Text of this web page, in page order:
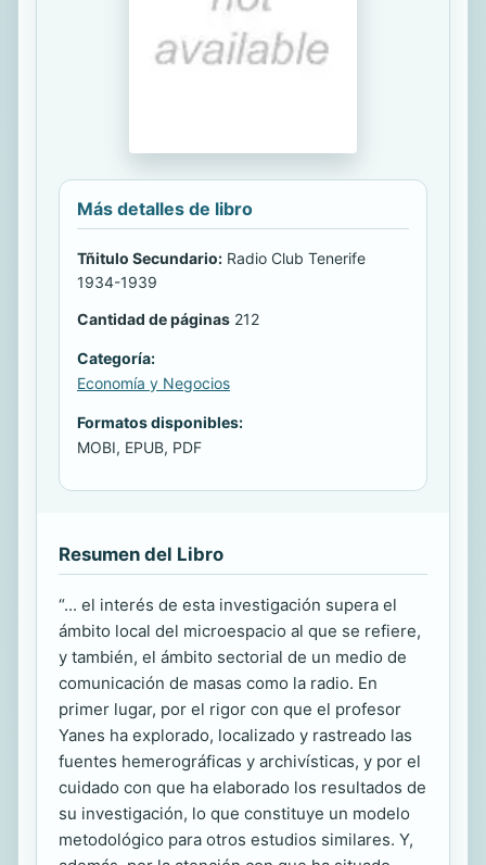
Más detalles de libro
Tñitulo Secundario: Radio Club Tenerife
1934-1939
Cantidad de páginas 212
Categoría:
Economía y Negocios
Formatos disponibles:
MOBI, EPUB, PDF
Resumen del Libro
“... el interés de esta investigación supera el
ámbito local del microespacio al que se refiere,
y también, el ámbito sectorial de un medio de
comunicación de masas como la radio. En
primer lugar, por el rigor con que el profesor
Yanes ha explorado, localizado y rastreado las
fuentes hemerográficas y archivísticas, y por el
cuidado con que ha elaborado los resultados de
su investigación, lo que constituye un modelo
metodológico para otros estudios similares. Y,